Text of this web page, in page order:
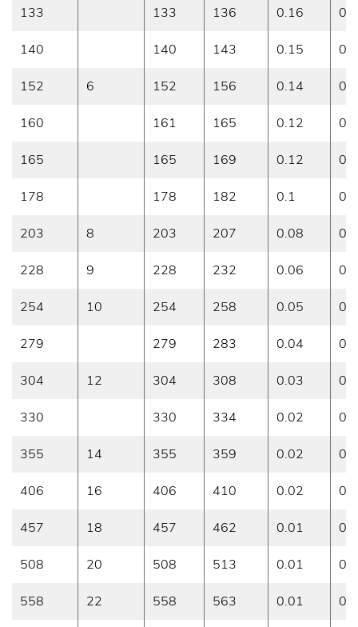
133 133 136 0.16 0.4
140 140 143 0.15
152 6 152 156 0.14
160 161 165 0.12
165 165 169 0.12 0.3
178 178 182 0.1
203 8 203 207 0.08 0.2
228 9 228 232 0.06
254 10 254 258 0.05
279 279 283 0.04 0.1
304 12 304 308 0.03
330 330 334 0.02
355 14 355 359 0.02
406 16 406 410 0.02
457 18 457 462 0.01
508 20 508 513 0.01
558 22 558 563 0.01